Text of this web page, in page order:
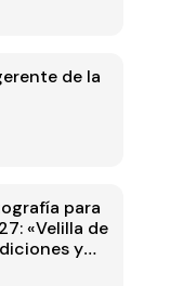
de la
para
«Velilla de
y